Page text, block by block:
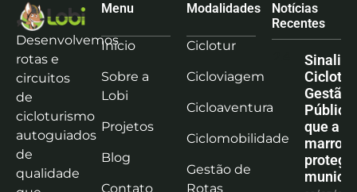
Desenvolvemos
rotas e
circuitos
de
cicloturismo
autoguiados
de
qualidade
Menu
Início
Sobre a
Lobi
Projetos
Blog
Contato
Modalidades
Ciclotur
Cicloviagem
Cicloaventura
Ciclomobilidade
Gestão de
Rotas
Notícias
Recentes
Gestão
que a
marrom
protege